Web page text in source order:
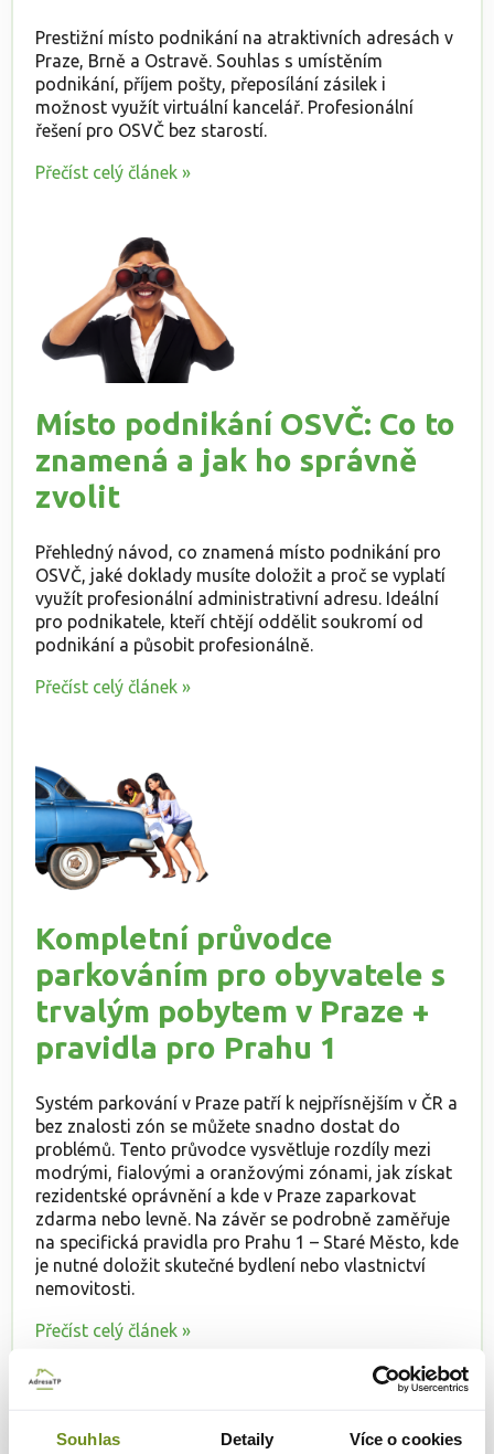
Souhlas Detaily Více o cookies
Prestižní místo podnikání na atraktivních adresách v
Praze, Brně a Ostravě. Souhlas s umístěním
podnikání, příjem pošty, přeposílání zásilek i
možnost využít virtuální kancelář. Profesionální
řešení pro OSVČ bez starostí.
Přečíst celý článek »
Místo podnikání OSVČ: Co to
znamená a jak ho správně
zvolit
Přehledný návod, co znamená místo podnikání pro
OSVČ, jaké doklady musíte doložit a proč se vyplatí
využít profesionální administrativní adresu. Ideální
pro podnikatele, kteří chtějí oddělit soukromí od
podnikání a působit profesionálně.
Přečíst celý článek »
Kompletní průvodce
parkováním pro obyvatele s
trvalým pobytem v Praze +
pravidla pro Prahu 1
Systém parkování v Praze patří k nejpřísnějším v ČR a
bez znalosti zón se můžete snadno dostat do
problémů. Tento průvodce vysvětluje rozdíly mezi
modrými, fialovými a oranžovými zónami, jak získat
rezidentské oprávnění a kde v Praze zaparkovat
zdarma nebo levně. Na závěr se podrobně zaměřuje
na specifická pravidla pro Prahu 1 – Staré Město, kde
je nutné doložit skutečné bydlení nebo vlastnictví
nemovitosti.
Přečíst celý článek »